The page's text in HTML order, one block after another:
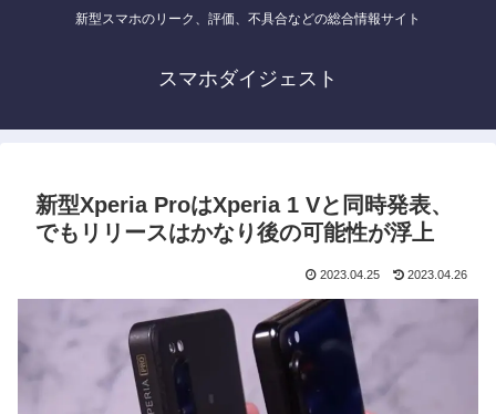
新型スマホのリーク、評価、不具合などの総合情報サイト
スマホダイジェスト
新型Xperia ProはXperia 1 Vと同時発表、
でもリリースはかなり後の可能性が浮上
2023.04.25 2023.04.26